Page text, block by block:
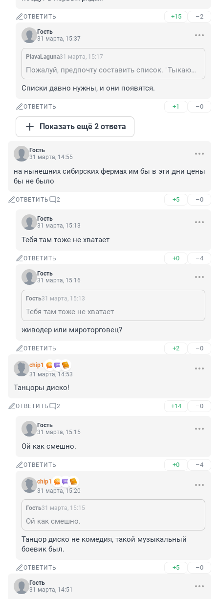
ОТВЕТИТЬ +15 –2
Гость
31 марта, 15:37
PlavaLaguna31 марта, 15:17
Пожалуй, предпочту составить список. "Тыкающие" поедут в первых рядах.
Списки давно нужны, и они появятся.
ОТВЕТИТЬ +1 –0
Показать ещё 2 ответа
Гость
31 марта, 14:55
на нынешних сибирских фермах им бы в эти дни цены
бы не было
ОТВЕТИТЬ 2 +5 –0
Гость
31 марта, 15:13
Тебя там тоже не хватает
ОТВЕТИТЬ +0 –4
Гость
31 марта, 15:16
Гость31 марта, 15:13
Тебя там тоже не хватает
живодер или мироторговец?
ОТВЕТИТЬ +2 –0
chip1
31 марта, 14:53
Танцоры диско!
ОТВЕТИТЬ 2 +14 –0
Гость
31 марта, 15:15
Ой как смешно.
ОТВЕТИТЬ +0 –4
chip1
31 марта, 15:20
Гость31 марта, 15:15
Ой как смешно.
Танцор диско не комедия, такой музыкальный
боевик был.
ОТВЕТИТЬ +5 –0
Гость
31 марта, 14:51